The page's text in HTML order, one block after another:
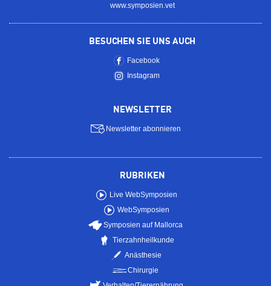
www.symposien.vet
BESUCHEN SIE UNS AUCH
Facebook
Instagram
NEWSLETTER
Newsletter abonnieren
RUBRIKEN
Live WebSymposien
WebSymposien
Symposien auf Mallorca
Tierzahnheilkunde
Anästhesie
Chirurgie